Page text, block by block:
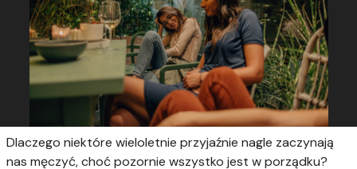
Dlaczego niektóre wieloletnie przyjaźnie nagle zaczynają
nas męczyć, choć pozornie wszystko jest w porządku?